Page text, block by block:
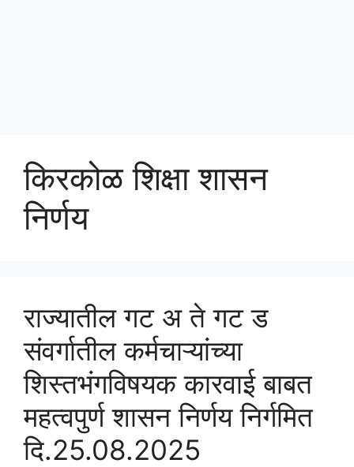
किरकोळ शिक्षा शासन
निर्णय
राज्यातील गट अ ते गट ड
संवर्गातील कर्मचाऱ्यांच्या
शिस्तभंगविषयक कारवाई बाबत
महत्वपुर्ण शासन निर्णय निर्गमित
दि.25.08.2025